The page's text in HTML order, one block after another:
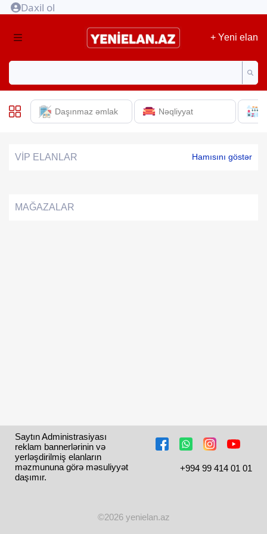
Daxil ol
+ Yeni elan
Daşınmaz əmlak Nəqliyyat
VİP ELANLAR Hamısını göstər
MAĞAZALAR
Saytın Administrasiyası
reklam bannerlərinin və
yerləşdirilmiş elanların
məzmununa görə məsuliyyət
daşımır.
+994 99 414 01 01
©2026 yenielan.az